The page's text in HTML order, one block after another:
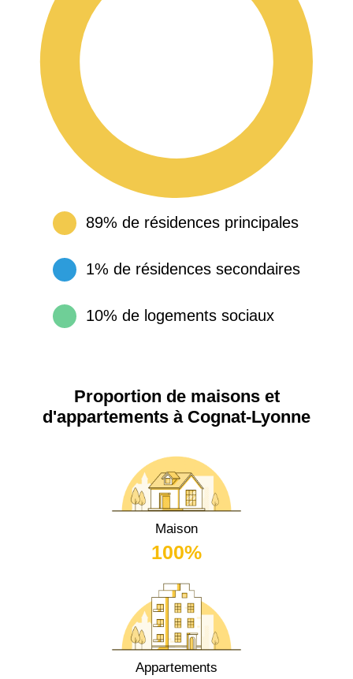
89% de résidences principales
1% de résidences secondaires
10% de logements sociaux
Proportion de maisons et
d'appartements à Cognat-Lyonne
Maison
100%
Appartements